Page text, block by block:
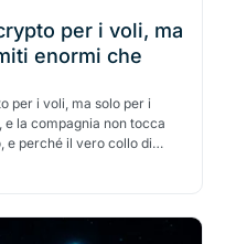
per i voli, ma
enormi che
per i voli, ma solo per i
e la compagnia non tocca
e perché il vero collo di